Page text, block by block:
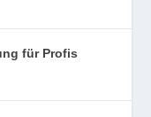
für Profis